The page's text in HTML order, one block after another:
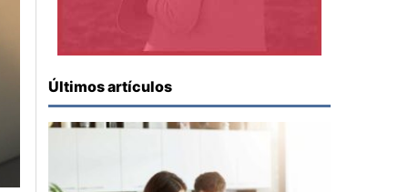
Últimos artículos